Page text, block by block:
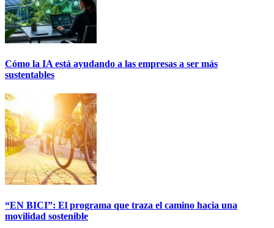
Cómo la IA está ayudando a las empresas a ser más
sustentables
“EN BICI”: El programa que traza el camino hacia una
movilidad sostenible